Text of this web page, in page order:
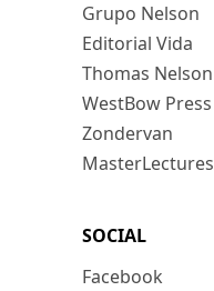
Grupo Nelson
Editorial Vida
Thomas Nelson
WestBow Press
Zondervan
MasterLectures
SOCIAL
Facebook